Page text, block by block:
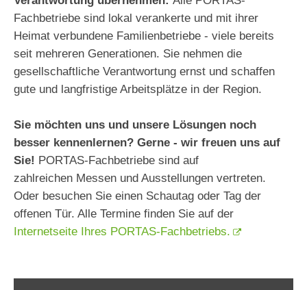
Fachbetriebe sind lokal verankerte und mit ihrer
Heimat verbundene Familienbetriebe - viele bereits
seit mehreren Generationen. Sie nehmen die
gesellschaftliche Verantwortung ernst und schaffen
gute und langfristige Arbeitsplätze in der Region.
Sie möchten uns und unsere Lösungen noch
besser kennenlernen? Gerne - wir freuen uns auf
Sie! PORTAS-Fachbetriebe sind auf
zahlreichen Messen und Ausstellungen vertreten.
Oder besuchen Sie einen Schautag oder Tag der
offenen Tür. Alle Termine finden Sie auf der
Internetseite Ihres PORTAS-Fachbetriebs.